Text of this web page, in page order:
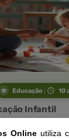
Educação 10
Infantil
Online utiliza